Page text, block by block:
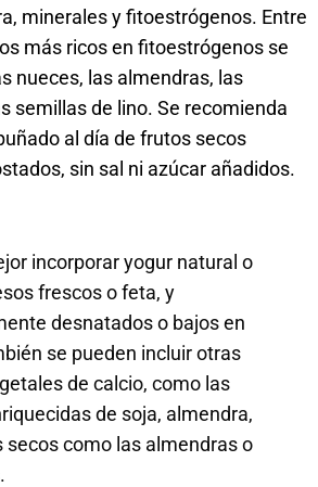
minerales y fitoestrógenos. Entre
más ricos en fitoestrógenos se
nueces, las almendras, las
semillas de lino. Se recomienda
al día de frutos secos
sin sal ni azúcar añadidos.
incorporar yogur natural o
frescos o feta, y
desnatados o bajos en
se pueden incluir otras
de calcio, como las
de soja, almendra,
secos como las almendras o